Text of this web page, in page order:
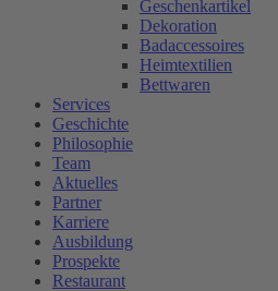
Geschenkartikel
Dekoration
Badaccessoires
Heimtextilien
Bettwaren
Services
Geschichte
Philosophie
Team
Aktuelles
Partner
Karriere
Ausbildung
Prospekte
Restaurant